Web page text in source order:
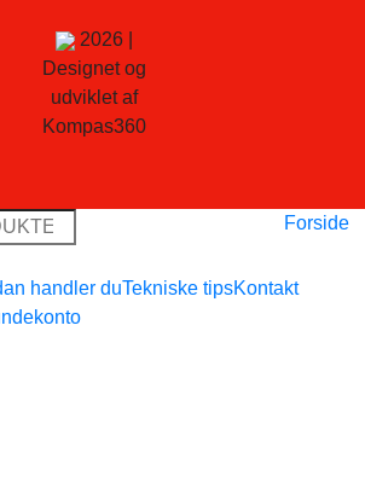
2026 |
Designet og
udviklet af
Kompas360
Forside
handler duTekniske tipsKontakt